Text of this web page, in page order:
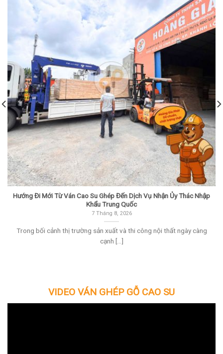
Hướng Đi Mới Từ Ván Cao Su Ghép Đến Dịch Vụ Nhận Ủy Thác Nhập
Khẩu Trung Quốc
7 Tháng 8, 2026
Trong bối cảnh thị trường sản xuất và thi công nội thất ngày càng
cạnh [...]
VIDEO VÁN GHÉP GỖ CAO SU